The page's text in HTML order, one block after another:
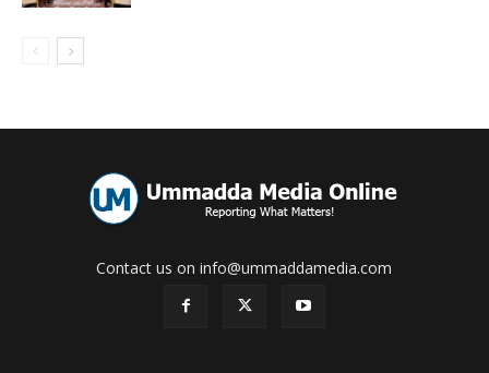
Contact us on info@ummaddamedia.com